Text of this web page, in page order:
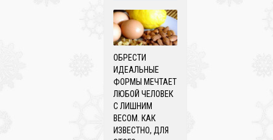
ОБРЕСТИ
ИДЕАЛЬНЫЕ
ФОРМЫ МЕЧТАЕТ
ЛЮБОЙ ЧЕЛОВЕК
С ЛИШНИМ
ВЕСОМ. КАК
ИЗВЕСТНО, ДЛЯ